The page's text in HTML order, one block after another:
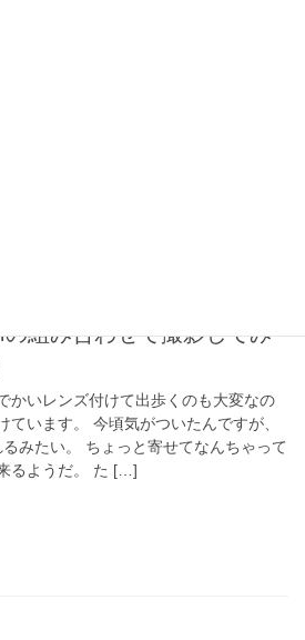
組み合わせで撮影してみ
かいレンズ付けて出歩くのも大変なの
ています。 今頃気がついたんですが、
みたい。 ちょっと寄せてなんちゃって
るようだ。 た […]